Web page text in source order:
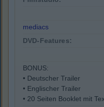
mediacs
DVD-Features:
BONUS:
• Deutscher Trailer
• Englischer Trailer
• 20 Seiten Booklet mit